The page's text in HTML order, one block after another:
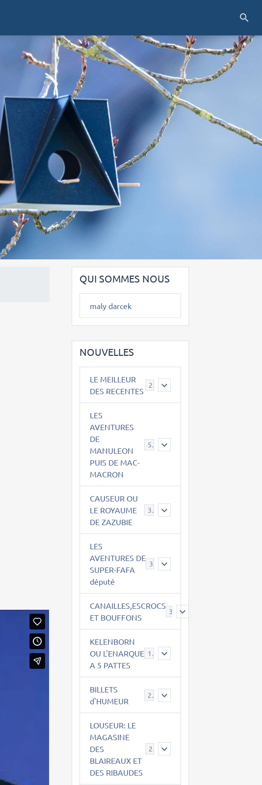
QUI SOMMES NOUS
maly darcek
NOUVELLES
LE MEILLEUR
DES RECENTES
2
LES
AVENTURES
DE
MANULEON
PUIS DE MAC-
MACRON
543
CAUSEUR OU
LE ROYAUME
DE ZAZUBIE
38
LES
AVENTURES DE
SUPER-FAFA
député
CANAILLES,ESCROCS
ET BOUFFONS
385
KELENBORN
OU L'ENARQUE
A 5 PATTES
14
BILLETS
d'HUMEUR
2
LOUSEUR: LE
MAGASINE
DES
BLAIREAUX ET
DES RIBAUDES
21